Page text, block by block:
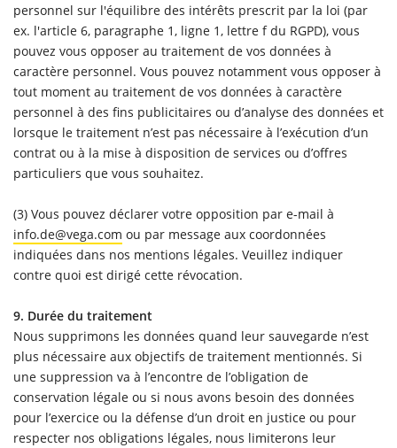
personnel sur l'équilibre des intérêts prescrit par la loi (par
ex. l'article 6, paragraphe 1, ligne 1, lettre f du RGPD), vous
pouvez vous opposer au traitement de vos données à
caractère personnel. Vous pouvez notamment vous opposer à
tout moment au traitement de vos données à caractère
personnel à des fins publicitaires ou d’analyse des données et
lorsque le traitement n’est pas nécessaire à l’exécution d’un
contrat ou à la mise à disposition de services ou d’offres
particuliers que vous souhaitez.
(3) Vous pouvez déclarer votre opposition par e-mail à
info.de@vega.com ou par message aux coordonnées
indiquées dans nos mentions légales. Veuillez indiquer
contre quoi est dirigé cette révocation.
9. Durée du traitement
Nous supprimons les données quand leur sauvegarde n’est
plus nécessaire aux objectifs de traitement mentionnés. Si
une suppression va à l’encontre de l’obligation de
conservation légale ou si nous avons besoin des données
pour l’exercice ou la défense d’un droit en justice ou pour
respecter nos obligations légales, nous limiterons leur